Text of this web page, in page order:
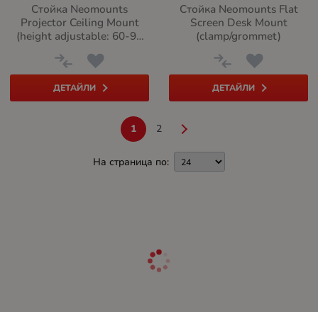
Стойка Neomounts
Projector Ceiling Mount
(height adjustable: 60-90
ДЕТАЙЛИ
Стойка Neomounts Flat
Screen Desk Mount
(clamp/grommet)
ДЕТАЙЛИ
1 2
На страница по: